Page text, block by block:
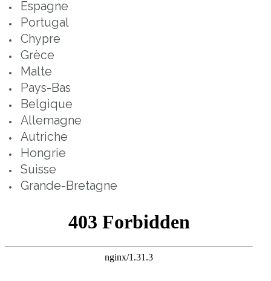
Espagne
Portugal
Chypre
Grèce
Malte
Pays-Bas
Belgique
Allemagne
Autriche
Hongrie
Suisse
Grande-Bretagne